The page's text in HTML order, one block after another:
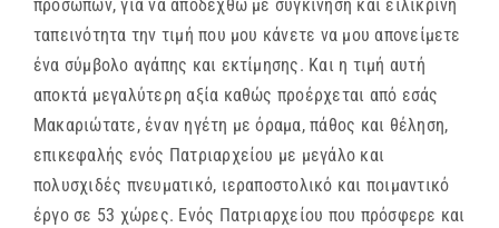
προσώπων, για να αποδεχθώ με συγκίνηση και ειλικρινή
ταπεινότητα την τιμή που μου κάνετε να μου απονείμετε
ένα σύμβολο αγάπης και εκτίμησης. Και η τιμή αυτή
αποκτά μεγαλύτερη αξία καθώς προέρχεται από εσάς
Μακαριώτατε, έναν ηγέτη με όραμα, πάθος και θέληση,
επικεφαλής ενός Πατριαρχείου με μεγάλο και
πολυσχιδές πνευματικό, ιεραποστολικό και ποιμαντικό
έργο σε 53 χώρες. Ενός Πατριαρχείου που πρόσφερε και